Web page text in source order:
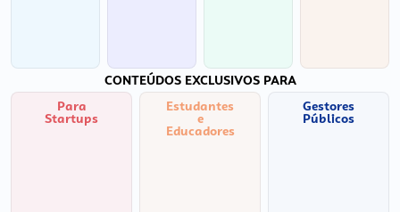
CONTEÚDOS EXCLUSIVOS PARA
Para
Startups
Estudantes
e
Educadores
Gestores
Públicos